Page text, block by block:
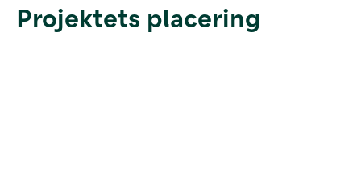
Projektets placering